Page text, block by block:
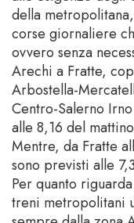
della
corse giornaliere
ovvero senza
Arechi a Fratte,
Arbostella-
Centro-Salerno
alle 8,16 del
Mentre, da Fratte
sono previsti alle
Per quanto
treni metropolitani